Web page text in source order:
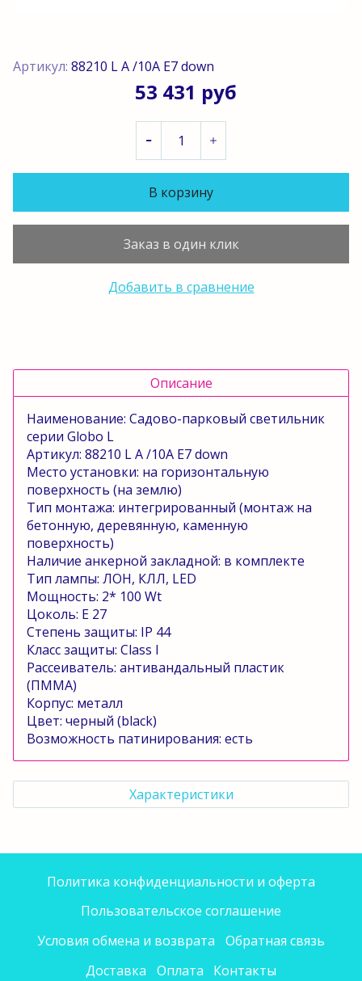
Артикул: 88210 L A /10A E7 down
53 431 руб
В корзину
Заказ в один клик
Добавить в сравнение
Описание
Наименование: Садово-парковый светильник
серии Globo L
Артикул: 88210 L A /10A E7down
Место установки: на горизонтальную
поверхность (на землю)
Тип монтажа: интегрированный (монтаж на
бетонную, деревянную, каменную
поверхность)
Наличие анкерной закладной: в комплекте
Тип лампы: ЛОН, КЛЛ, LED
Мощность: 2* 100 Wt
Цоколь: E 27
Степень защиты: IP 44
Класс защиты: Class l
Рассеиватель: антивандальный пластик
(ПММА)
Корпус: металл
Цвет: черный (black)
Возможность патинирования: есть
Характеристики
Политика конфиденциальности и оферта
Пользовательское соглашение
Условия обмена и возврата
Обратная связь
Доставка
Оплата Контакты